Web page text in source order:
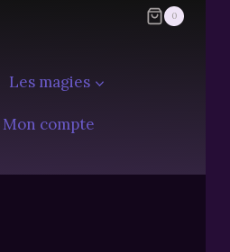
0
Les magies
Mon compte